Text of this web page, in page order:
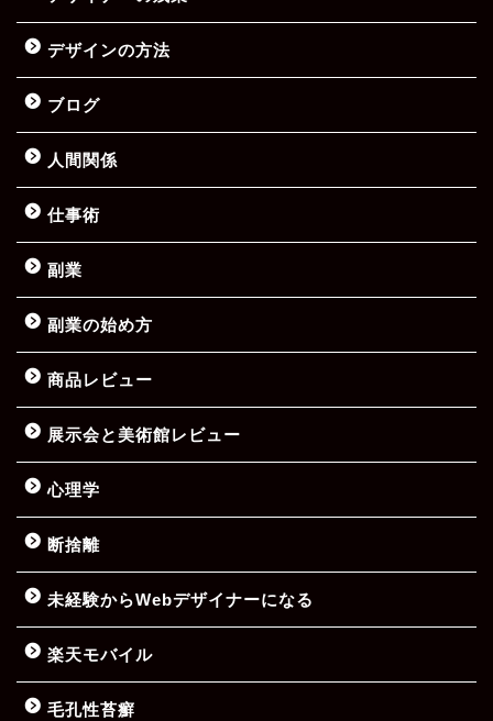
デザインの方法
ブログ
人間関係
仕事術
副業
副業の始め方
商品レビュー
展示会と美術館レビュー
心理学
断捨離
未経験からWebデザイナーになる
楽天モバイル
毛孔性苔癬